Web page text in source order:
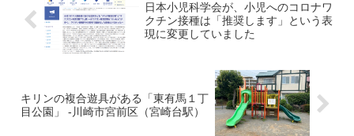
日本小児科学会が、小児へのコロナワ
クチン接種は「推奨します」という表
現に変更していました
キリンの複合遊具がある「東有馬１丁
目公園」 -川崎市宮前区（宮崎台駅）